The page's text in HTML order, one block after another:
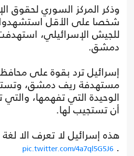
شخصا على الأقل
للجيش الإسرائيلي،
دمشق.
إسرائيل ترد بقوة على
مستهدفة ريف دمشق،
الوحيدة التي تفهمها،
أن تستجيب لها.
هذه إسرائيل لا تعرف الا لغة
.
pic.twitter.com/4a7ql5G5J6